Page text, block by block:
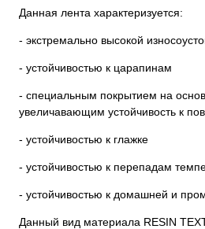
Данная лента характеризуется:
- экстремально высокой
- устойчивостью к царапинам
- специальным покрытием на
увеличавающим устойчивость к
- устойчивостью к глажке
- устойчивостью к перепадам
- устойчивостью к домашней и
Данный вид материала RESIN